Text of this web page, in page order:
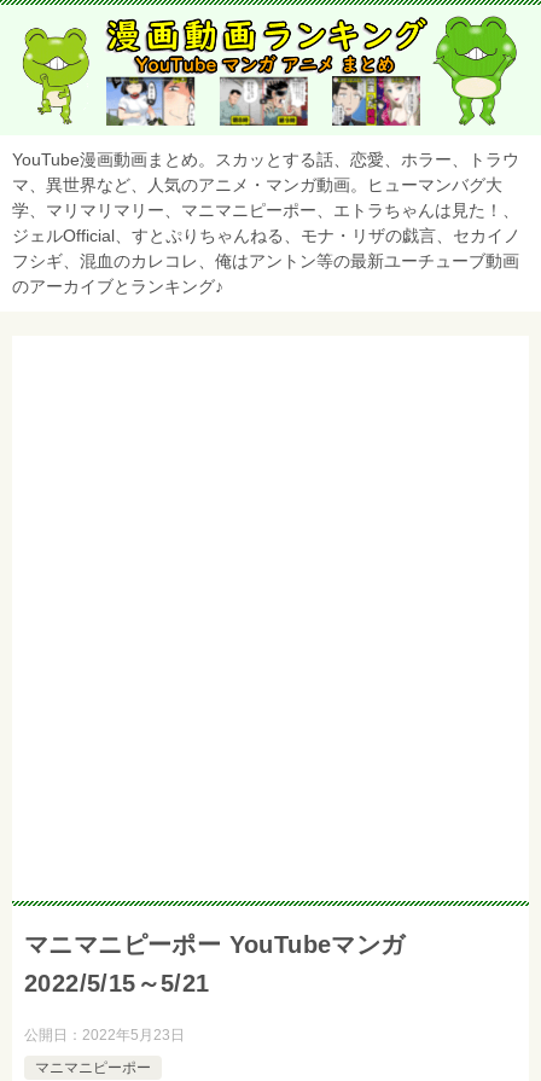
YouTube漫画動画まとめ。スカッとする話、恋愛、ホラー、トラウ
マ、異世界など、人気のアニメ・マンガ動画。ヒューマンバグ大
学、マリマリマリー、マニマニピーポー、エトラちゃんは見た！、
ジェルOfficial、すとぷりちゃんねる、モナ・リザの戯言、セカイノ
フシギ、混血のカレコレ、俺はアントン等の最新ユーチューブ動画
のアーカイブとランキング♪
マニマニピーポー YouTubeマンガ
2022/5/15～5/21
公開日： 2022年5月23日
マニマニピーポー